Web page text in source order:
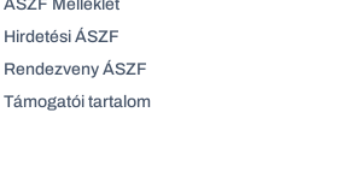
ÁSZF Melléklet
Hirdetési ÁSZF
Rendezveny ÁSZF
Támogatói tartalom